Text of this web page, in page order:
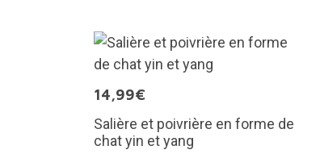
14,99€
Salière et poivrière en forme de
chat yin et yang